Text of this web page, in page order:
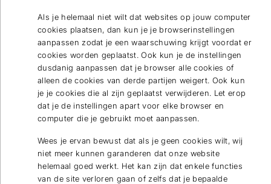
Als je helemaal niet wilt dat websites op jouw computer
cookies plaatsen, dan kun je je browserinstellingen
aanpassen zodat je een waarschuwing krijgt voordat er
cookies worden geplaatst. Ook kun je de instellingen
dusdanig aanpassen dat je browser alle cookies of
alleen de cookies van derde partijen weigert. Ook kun
je je cookies die al zijn geplaatst verwijderen. Let erop
dat je de instellingen apart voor elke browser en
computer die je gebruikt moet aanpassen.
Wees je ervan bewust dat als je geen cookies wilt, wij
niet meer kunnen garanderen dat onze website
helemaal goed werkt. Het kan zijn dat enkele functies
van de site verloren gaan of zelfs dat je bepaalde